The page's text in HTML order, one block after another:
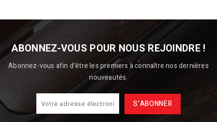
ABONNEZ-VOUS POUR NOUS REJOINDRE !
Abonnez-vous afin d’être les premiers à connaître nos dernières
nouveautés.